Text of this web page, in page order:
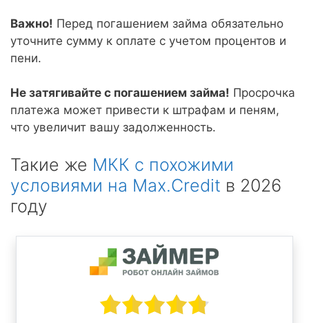
Важно! Перед погашением займа обязательно
уточните сумму к оплате с учетом процентов и
пени.
Не затягивайте с погашением займа! Просрочка
платежа может привести к штрафам и пеням,
что увеличит вашу задолженность.
Такие же МКК с похожими
условиями на Max.Credit в 2026
году